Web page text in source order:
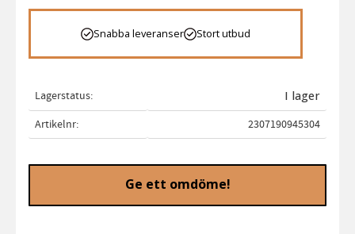
Snabba leveranser Stort utbud
Lagerstatus
I lager
Artikelnr
2307190945304
Ge ett omdöme!